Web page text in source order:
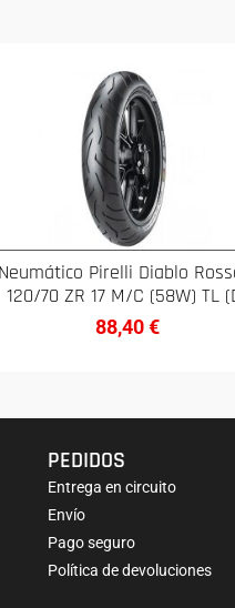
Neumático Pirelli Diablo
120/70 ZR 17 M/C (58W) TL
88,40€
PEDIDOS
Entrega en circuito
Envío
Pago seguro
Política de devoluciones